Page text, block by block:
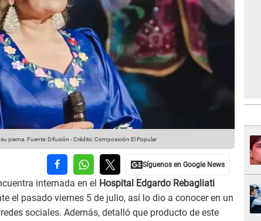
pierna. Fuente: Difusión -Crédito: Composición El Popular
internada en el Hospital Edgardo Rebagliati
el pasado viernes 5 de julio, así lo dio a conocer en un
sociales. Además, detalló que producto de este